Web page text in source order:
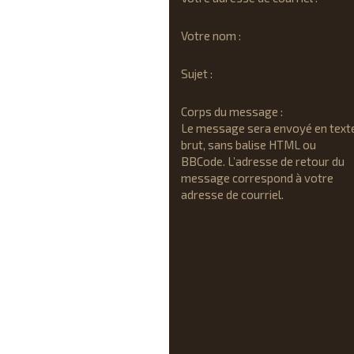
Votre nom :
Sujet :
Corps du message :
Le message sera envoyé en
brut, sans balise HTML ou
BBCode. L’adresse de retour du
message correspond à votre
adresse de courriel.